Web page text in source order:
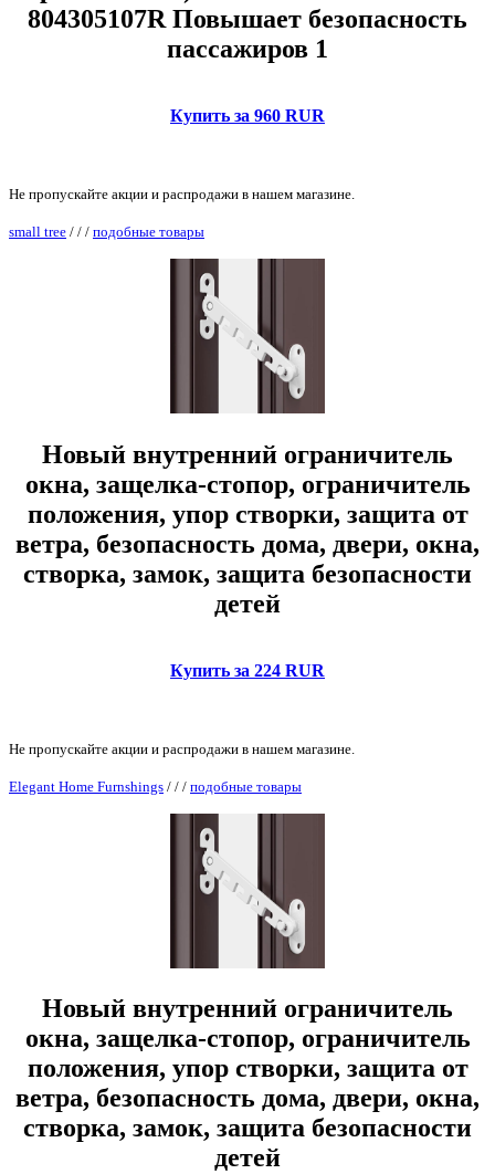
804305107R Повышает безопасность
пассажиров 1
Купить за 960 RUR
Не пропускайте акции и распродажи в нашем магазине.
small tree / / / подобные товары
Новый внутренний ограничитель
окна, защелка-стопор, ограничитель
положения, упор створки, защита от
ветра, безопасность дома, двери, окна,
створка, замок, защита безопасности
детей
Купить за 224 RUR
Не пропускайте акции и распродажи в нашем магазине.
Elegant Home Furnshings / / / подобные товары
Новый внутренний ограничитель
окна, защелка-стопор, ограничитель
положения, упор створки, защита от
ветра, безопасность дома, двери, окна,
створка, замок, защита безопасности
детей